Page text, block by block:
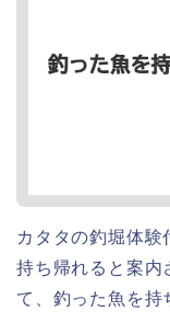
カタタの釣堀体験
持ち帰れると案内
て、釣った魚を持